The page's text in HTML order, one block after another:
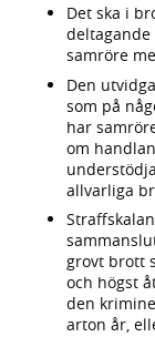
Det ska i
samröre
Den
som på
har
om
allvarliga
grovt brott
och högst
den
arton år,